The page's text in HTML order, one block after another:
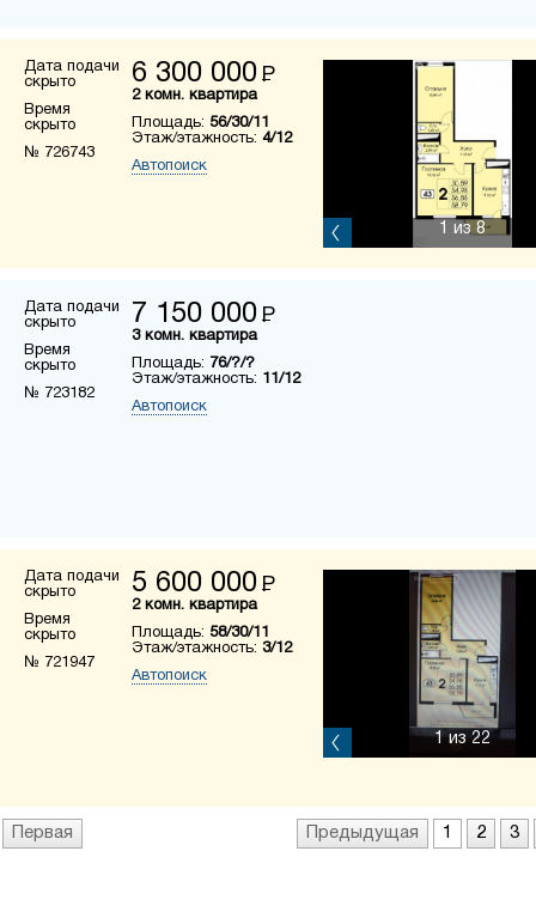
Дата подачи
скрыто
Время
скрыто
№ 726743
6 300 000 Р
2 комн. квартира
Площадь: 56/30/11
Этаж/этажность: 4/12
Автопоиск
1 из 8
Дата подачи
скрыто
Время
скрыто
№ 723182
7 150 000 Р
3 комн. квартира
Площадь: 76/?/?
Этаж/этажность: 11/12
Автопоиск
Дата подачи
скрыто
Время
скрыто
№ 721947
5 600 000 Р
2 комн. квартира
Площадь: 58/30/11
Этаж/этажность: 3/12
Автопоиск
1из 22
Первая Предыдущая 1 2 3